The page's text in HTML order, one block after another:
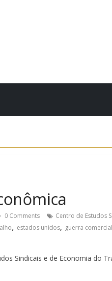
0 Comments
Centro de Estudos
, estados unidos, guerra comercial
Sindicais e de Economia do